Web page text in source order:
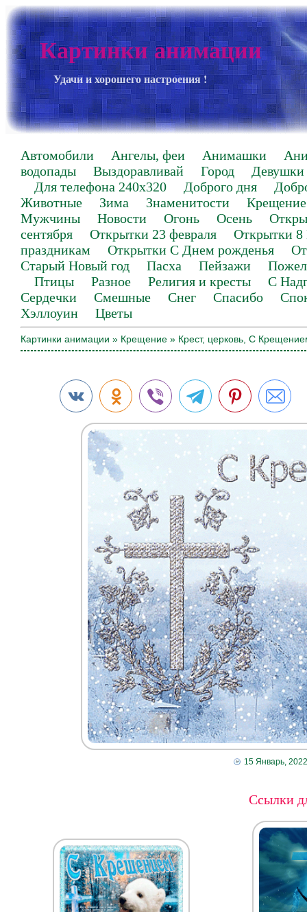
Картинки анимации
Удачи и хорошего настроения !
Автомобили Ангелы, феи Анимашки
водопады
Выздоравливай Город
Девушки
Для телефона 240х320
Доброго дня
Животные
Зима Знаменитости
Крещение
Мужчины
Новости Огонь Осень
сентября
Открытки 23 февраля
Открытки 8
праздникам
Открытки С Днем рожденья
Старый Новый год
Пасха Пейзажи
Птицы
Разное Религия и кресты
С
Сердечки
Смешные Снег Спасибо
Хэллоуин
Цветы
Картинки анимации » Крещение » Крест, церковь, С
15 Январь, 2022
Ссылки